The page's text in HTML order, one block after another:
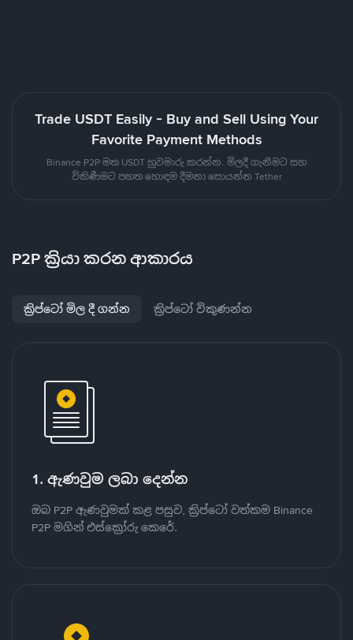
Trade USDT Easily - Buy and Sell Using Your
Favorite Payment Methods
Binance P2P මත USDT හුවමාරු කරන්න. මිලදී ගැනීමට සහ
විකිණීමට පහත හොඳම දීමනා සොයන්න Tether
P2P ක්‍රියා කරන ආකාරය
ක්‍රිප්ටෝ මිල දී ගන්න ක්‍රිප්ටෝ විකුණන්න
1. ඇණවුම ලබා දෙන්න
ඔබ P2P ඇණවුමක් කළ පසුව, ක්‍රිප්ටෝ වත්කම Binance
P2P මගින් එස්ක්‍රෝරු කෙරේ.